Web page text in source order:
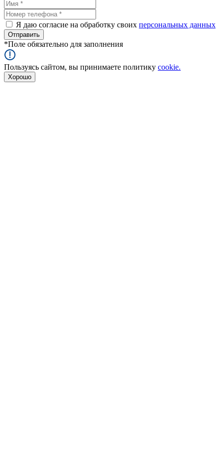
Я даю согласие на обработку своих персональных данных
*Поле обязательно для заполнения
Пользуясь сайтом, вы принимаете политику cookie.
Хорошо